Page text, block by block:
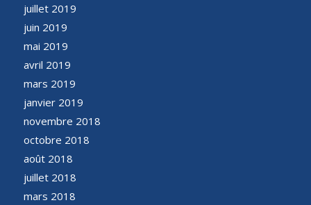
juillet 2019
juin 2019
mai 2019
avril 2019
mars 2019
janvier 2019
novembre 2018
octobre 2018
août 2018
juillet 2018
mars 2018